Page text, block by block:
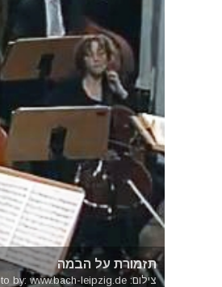
תזמורת על הבמה
צילום: Photo by: www.bach-leipzig.de